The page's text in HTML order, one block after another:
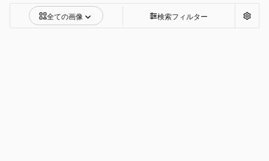
全ての画像 検索フィルター